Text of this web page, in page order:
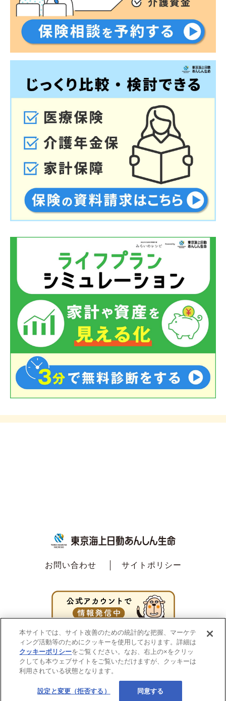
お問い合わせ サイトポリシー
本サイトでは、サイト改善のための統計的な把握、マーケテ
ィング活動等のためにクッキーを使用しております。詳細は
クッキーポリシーをご覧ください。なお、右上の×をクリッ
クしても本ウェブサイトをご覧いただけますが、クッキーは
利用されている状態となります。
設定と変更（拒否する） 同意する